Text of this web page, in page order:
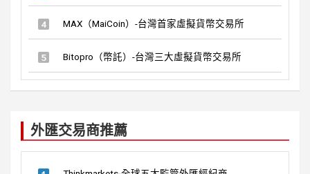
MAX（MaiCoin）-台灣首家虛擬貨幣交易所
Bitopro（幣託）-台灣三大虛擬貨幣交易所
外匯交易商推薦